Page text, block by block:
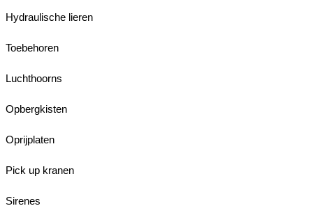
Hydraulische lieren
Toebehoren
Luchthoorns
Opbergkisten
Oprijplaten
Pick up kranen
Sirenes